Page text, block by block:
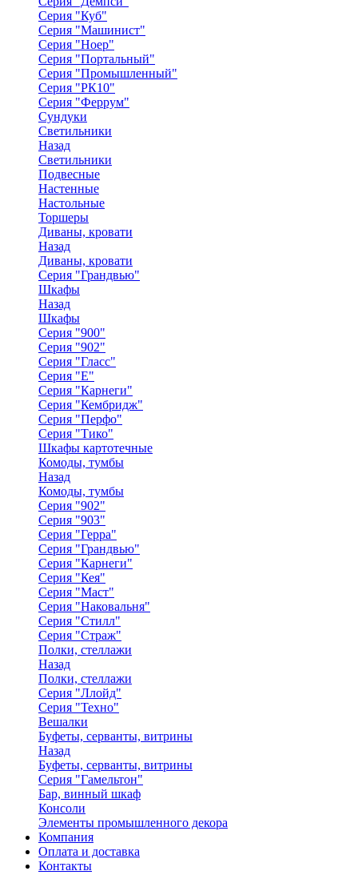
Серия "Куб"
Серия "Машинист"
Серия "Ноер"
Серия "Портальный"
Серия "Промышленный"
Серия "РК10"
Серия "Феррум"
Сундуки
Светильники
Назад
Светильники
Подвесные
Настенные
Настольные
Торшеры
Диваны, кровати
Назад
Диваны, кровати
Серия "Грандвью"
Шкафы
Назад
Шкафы
Серия "900"
Серия "902"
Серия "Гласс"
Серия "Е"
Серия "Карнеги"
Серия "Кембридж"
Серия "Перфо"
Серия "Тико"
Шкафы картотечные
Комоды, тумбы
Назад
Комоды, тумбы
Серия "902"
Серия "903"
Серия "Герра"
Серия "Грандвью"
Серия "Карнеги"
Серия "Кея"
Серия "Маст"
Серия "Наковальня"
Серия "Стилл"
Серия "Страж"
Полки, стеллажи
Назад
Полки, стеллажи
Серия "Ллойд"
Серия "Техно"
Вешалки
Буфеты, серванты, витрины
Назад
Буфеты, серванты, витрины
Серия "Гамельтон"
Бар, винный шкаф
Консоли
Элементы промышленного декора
Компания
Оплата и доставка
Контакты